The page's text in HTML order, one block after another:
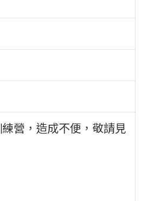
營，造成不便，敬請見